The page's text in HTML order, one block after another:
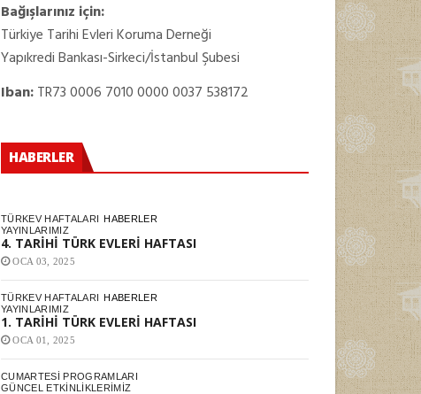
Bağışlarınız için:
Türkiye Tarihi Evleri Koruma Derneği
Yapıkredi Bankası-Sirkeci/İstanbul Şubesi
Iban:TR73 0006 7010 0000 0037 538172
HABERLER
TÜRKEV HAFTALARI HABERLER
YAYINLARIMIZ
4. TARİHİ TÜRK EVLERİ HAFTASI
OCA 03, 2025
TÜRKEV HAFTALARI HABERLER
YAYINLARIMIZ
1. TARİHİ TÜRK EVLERİ HAFTASI
OCA 01, 2025
CUMARTESI PROGRAMLARI
GÜNCEL ETKINLIKLERIMIZ